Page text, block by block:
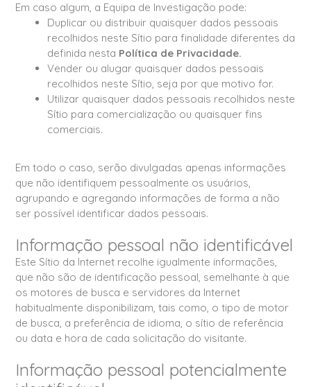
Em caso algum, a Equipa de Investigação pode:
Duplicar ou distribuir quaisquer dados pessoais
recolhidos neste Sítio para finalidade diferentes da
definida nesta Política de Privacidade.
Vender ou alugar quaisquer dados pessoais
recolhidos neste Sítio, seja por que motivo for.
Utilizar quaisquer dados pessoais recolhidos neste
Sítio para comercialização ou quaisquer fins
comerciais.
Em todo o caso, serão divulgadas apenas informações
que não identifiquem pessoalmente os usuários,
agrupando e agregando informações de forma a não
ser possível identificar dados pessoais.
Informação pessoal não identificável
Este Sítio da Internet recolhe igualmente informações,
que não são de identificação pessoal, semelhante à que
os motores de busca e servidores da Internet
habitualmente disponibilizam, tais como, o tipo de motor
de busca, a preferência de idioma, o sítio de referência
ou data e hora de cada solicitação do visitante.
Informação pessoal potencialmente